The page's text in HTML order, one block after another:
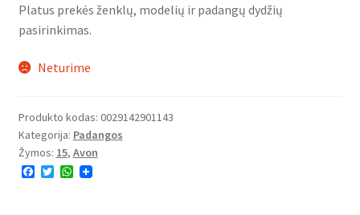
Platus prekės ženklų, modelių ir padangų dydžių
pasirinkimas.
Neturime
Produkto kodas: 0029142901143
Kategorija: Padangos
Žymos: 15, Avon
F
T
W